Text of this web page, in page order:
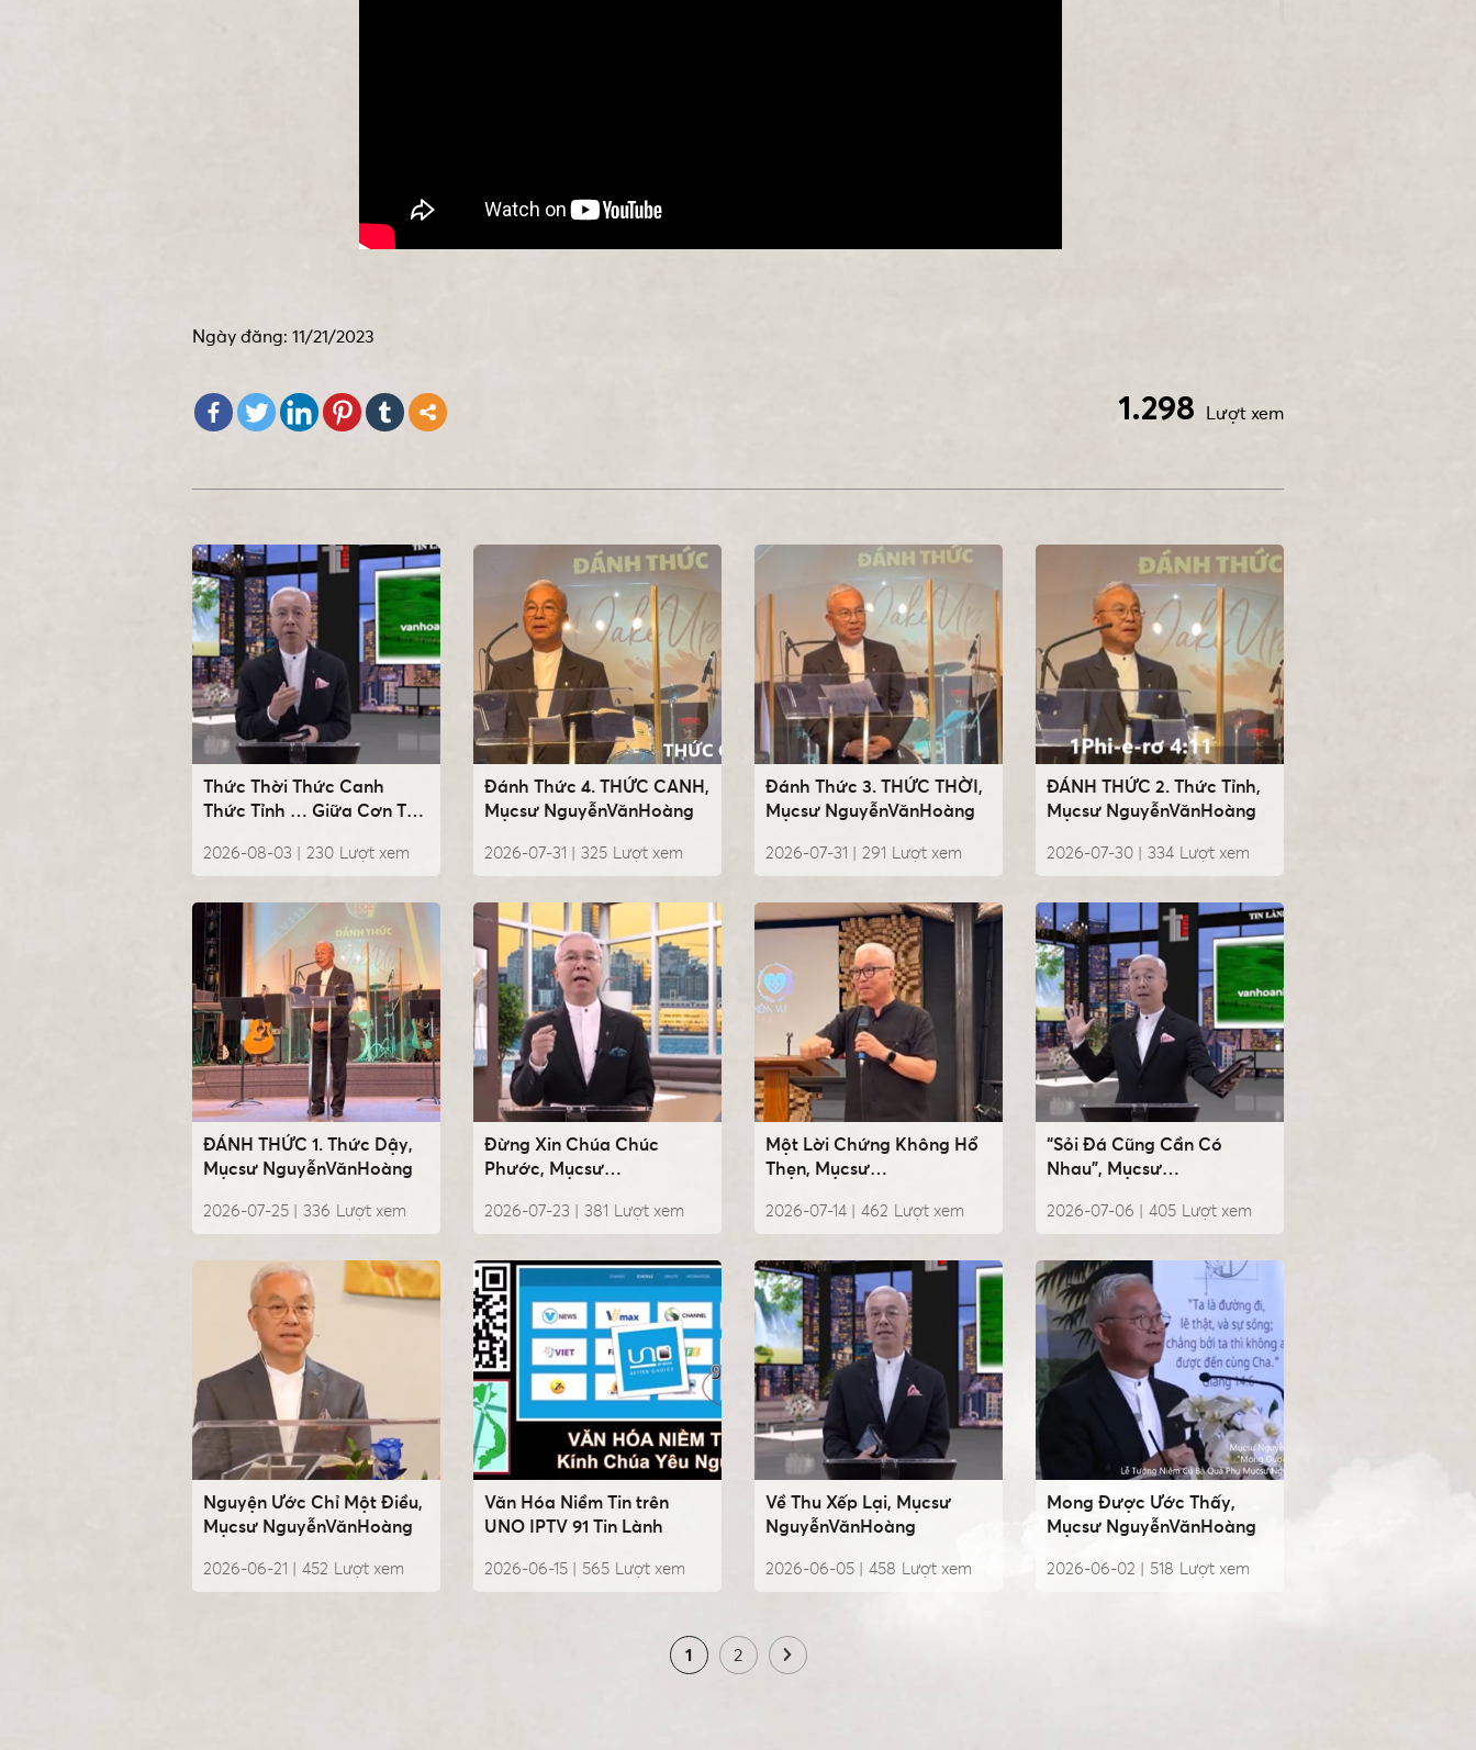
Ngày đăng: 11/21/2023
Lượt xem
1.298
Thức Thời Thức Canh
Thức Tỉnh … Giữa Cơn Thử
NguyễnVănHoàng
2026-08-03 | Lượt xem
230
Đánh Thức 4. THỨC CANH,
Mụcsư NguyễnVănHoàng
2026-07-31 | Lượt xem
325
Đánh Thức 3. THỨC THỜI,
Mụcsư NguyễnVănHoàng
2026-07-31 | Lượt xem
291
ĐÁNH THỨC 2. Thức Tỉnh,
Mụcsư NguyễnVănHoàng
2026-07-30 | Lượt xem
334
ĐÁNH THỨC 1. Thức Dậy,
Mụcsư NguyễnVănHoàng
2026-07-25 | Lượt xem
336
Đừng Xin Chúa Chúc
Phước, Mụcsư
2026-07-23 | Lượt xem
381
Một Lời Chứng Không Hổ
Thẹn, Mụcsư
2026-07-14 | Lượt xem
462
“Sỏi Đá Cũng Cần Có
Nhau”, Mụcsư
2026-07-06 | Lượt xem
405
Nguyện Ước Chỉ Một Điều,
Mụcsư NguyễnVănHoàng
2026-06-21 | Lượt xem
452
Văn Hóa Niềm Tin trên
UNO IPTV 91 Tin Lành
2026-06-15 | Lượt xem
565
Về Thu Xếp Lại, Mụcsư
NguyễnVănHoàng
2026-06-05 | Lượt xem
458
Mong Được Ước Thấy,
Mụcsư NguyễnVănHoàng
2026-06-02 | Lượt xem
518
1 2